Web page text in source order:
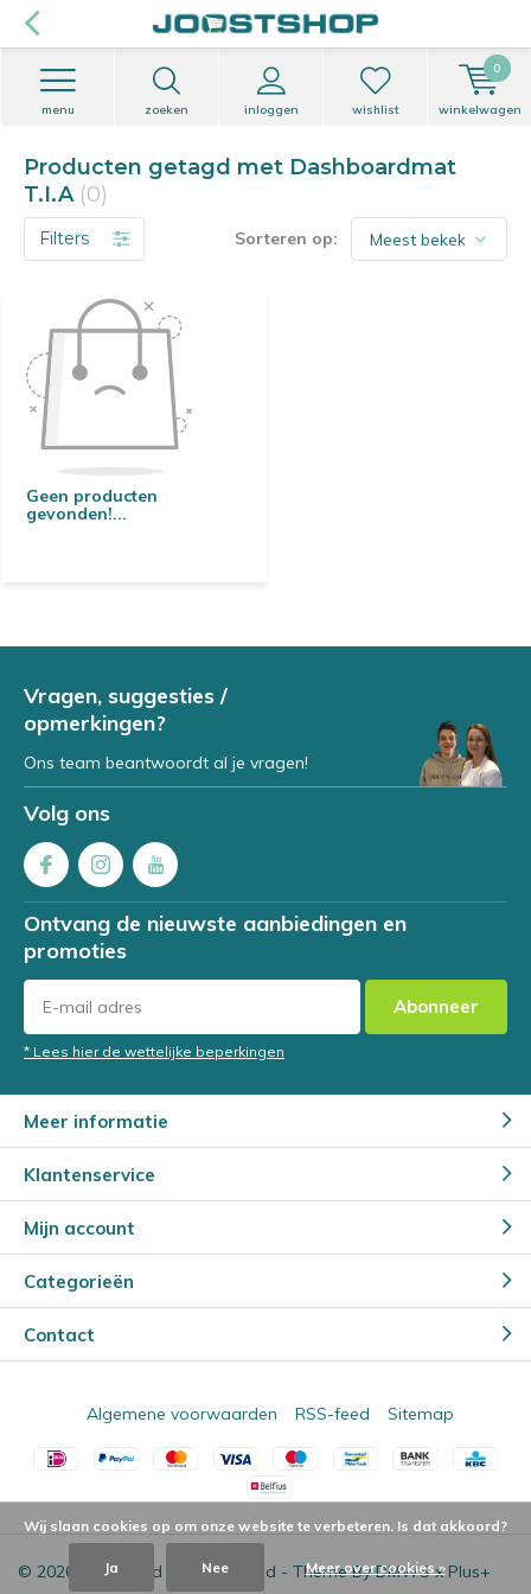
zoeken inloggen
menu wishlist winkelwagen
0
Producten getagd met Dashboardmat
T.I.A (0)
Filters Sorteren op:
Geen producten
gevonden!...
Vragen, suggesties /
opmerkingen?
Ons team beantwoordt al je vragen!
Volg ons
Ontvang de nieuwste aanbiedingen en
promoties
Abonneer
* Lees hier de wettelijke beperkingen
Meer informatie
Klantenservice
Mijn account
Categorieën
Contact
© 2026 - Powered by Lightspeed - Theme ByDMWSxPlus+
Algemene voorwaarden RSS-feed Sitemap
Wij slaan cookies op om onze website te verbeteren. Is dat akkoord?
Ja Nee Meer over cookies »